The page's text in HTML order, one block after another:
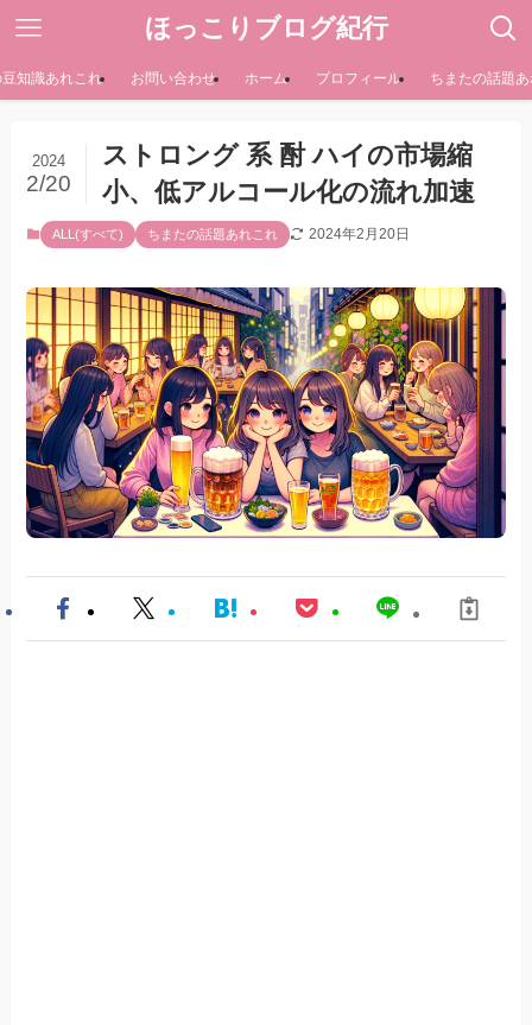
ほっこりブログ紀行
知識あれこれ お問い合わせ ホーム プロフィール ちまたの話題
ストロング 系 酎 ハイの市場縮
小、低アルコール化の流れ加速
2024
2/20
ALL(すべて) ちまたの話題あれこれ 2024年2月20日